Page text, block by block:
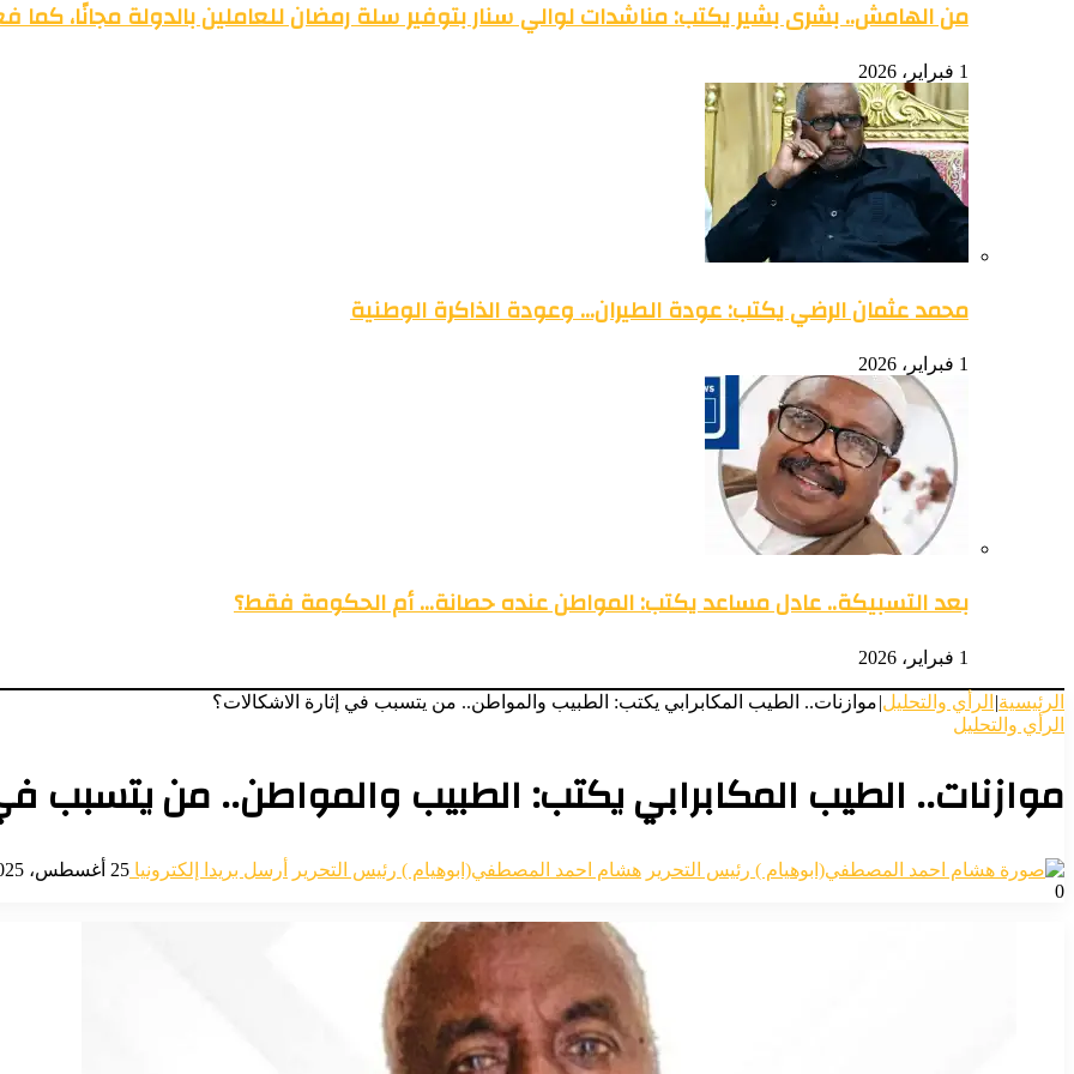
من الهامش.. بشرى بشير يكتب: مناشدات لوالي سنار بتوفير سلة رمضان للعاملين بالدولة مجانًا، كما
1 فبراير، 2026
محمد عثمان الرضي يكتب: عودة الطيران… وعودة الذاكرة الوطنية
1 فبراير، 2026
بعد التسبيكة.. عادل مساعد يكتب: المواطن عنده حصانة… أم الحكومة فقط؟
1 فبراير، 2026
الرئيسية| الرأي والتحليل|موازنات.. الطيب المكابرابي يكتب: الطبيب والمواطن.. من يتسبب في إثارة الاشكالات؟
الرأي والتحليل
موازنات.. الطيب المكابرابي يكتب: الطبيب والمواطن.. من يتسبب
هشام احمد المصطفي(ابوهيام ) رئيس التحرير أرسل بريدا إلكترونيا 25 أغسطس، 2025
0